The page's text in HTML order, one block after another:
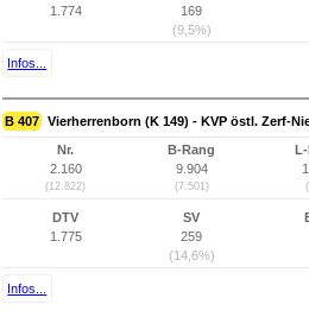
1.774
169
(9,5%)
Infos...
B 407 Vierherrenborn (K 149) - KVP östl. Zerf-
Nr.
2.160
(12.822)
B-Rang
9.904
(7.501)
DTV
1.775
SV
259
(14,6%)
Infos...